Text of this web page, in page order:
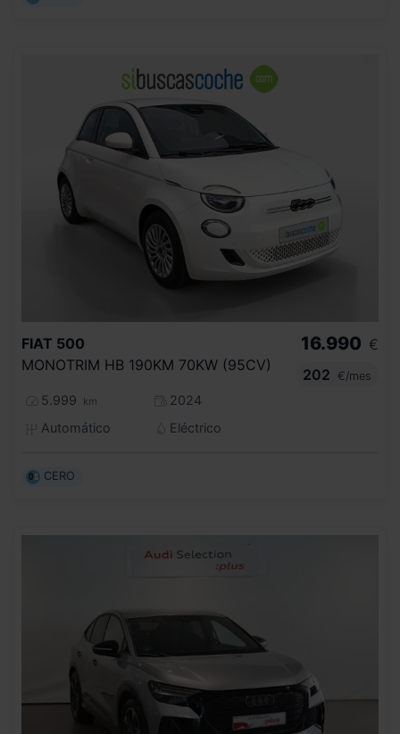
FIAT 500
MONOTRIM HB 190KM 70KW (95CV)
5.999 km
2024
Automático
Eléctrico
16.990 €
202
€/mes
CERO